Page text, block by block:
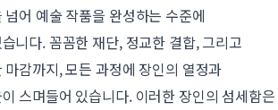
넘어 예술 작품을 완성하는 수준에
니다. 꼼꼼한 재단, 정교한 결합, 그리고
마감까지, 모든 과정에 장인의 열정과
스며들어 있습니다. 이러한 장인의 섬세함은